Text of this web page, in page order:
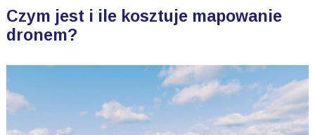
Czym jest i ile kosztuje mapowanie
dronem?